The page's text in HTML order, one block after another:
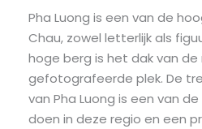
Pha Luong is een van de
Chau, zowel letterlijk als
hoge berg is het dak van de
gefotografeerde plek. De
van Pha Luong is een van
doen in deze regio en een